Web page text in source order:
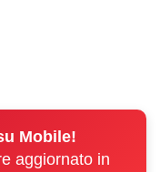
Mobile!
aggiornato in